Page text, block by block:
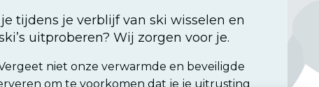
tijdens je verblijf van ski wisselen en
uitproberen? Wij zorgen voor je.
niet onze verwarmde en beveiligde
om te voorkomen dat je je uitrusting